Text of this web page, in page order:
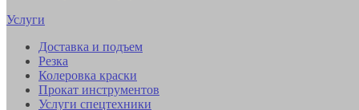
Услуги
Доставка и подъем
Резка
Колеровка краски
Прокат инструментов
Услуги спецтехники